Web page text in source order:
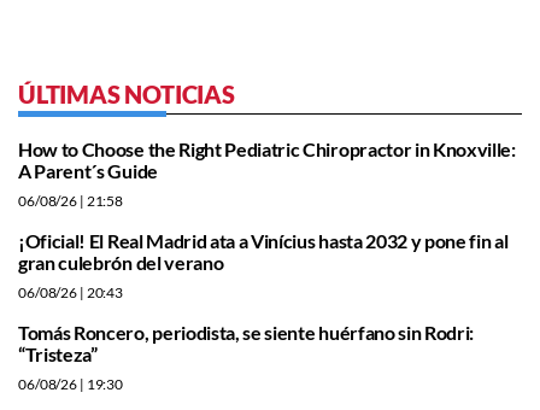
ÚLTIMAS NOTICIAS
How to Choose the Right Pediatric Chiropractor in Knoxville:
A Parent´s Guide
06/08/26 | 21:58
¡Oficial! El Real Madrid ata a Vinícius hasta 2032 y pone fin al
gran culebrón del verano
06/08/26 | 20:43
Tomás Roncero, periodista, se siente huérfano sin Rodri:
“Tristeza”
06/08/26 | 19:30